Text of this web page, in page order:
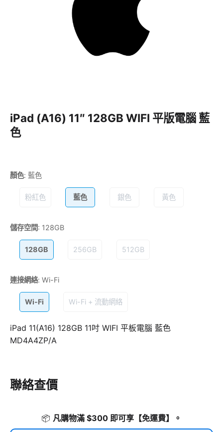
iPad (A16) 11″ 128GB WIFI 平版電腦 藍
色
顏色: 藍色
粉紅色 藍色 銀色 黃色
儲存空間: 128GB
128GB 256GB 512GB
連接網絡: Wi-Fi
Wi-Fi Wi-Fi + 流動網絡
iPad 11(A16) 128GB 11吋 WIFI 平板電腦 藍色
MD4A4ZP/A
聯絡查價
📦 凡購物滿 $300 即可享 【免運費】 。